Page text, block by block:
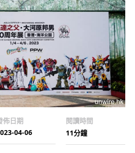
佈日期
04-06
閱讀時間
11分鐘